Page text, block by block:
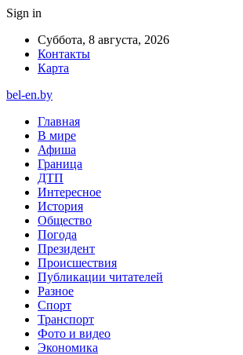
Sign in
Суббота, 8 августа, 2026
Контакты
Карта
bel-en.by
Главная
В мире
Афиша
Граница
ДТП
Интересное
История
Общество
Погода
Президент
Происшествия
Публикации читателей
Разное
Спорт
Транспорт
Фото и видео
Экономика